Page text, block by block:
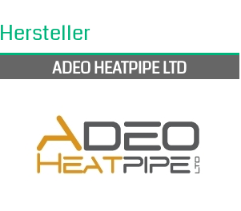
Hersteller
ADEO HEATPIPE LTD